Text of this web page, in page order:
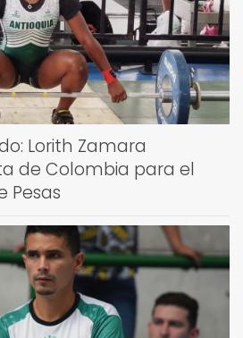
Lorith Zamara
de Colombia para el
Pesas